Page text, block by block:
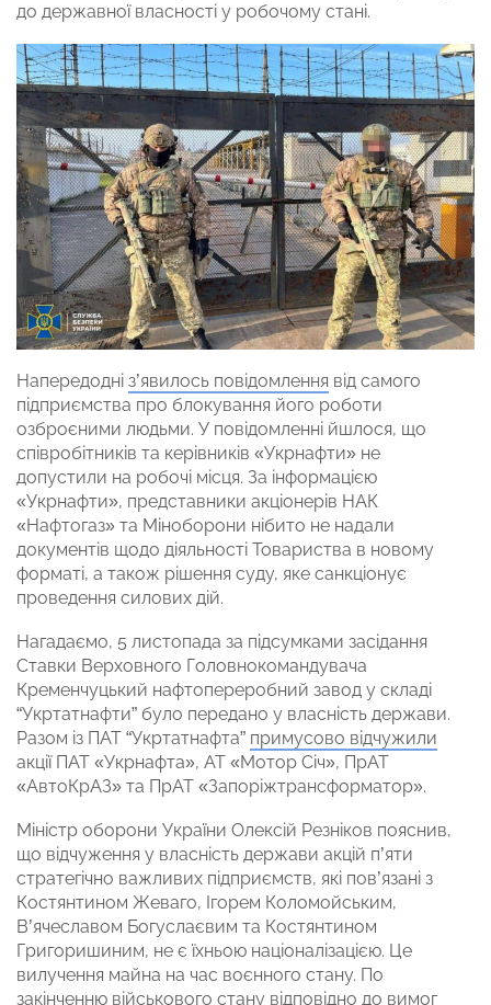
до державної власності у робочому стані.
Напередодні з’явилось повідомлення від самого
підприємства про блокування його роботи
озброєними людьми. У повідомленні йшлося, що
співробітників та керівників «Укрнафти» не
допустили на робочі місця. За інформацією
«Укрнафти», представники акціонерів НАК
«Нафтогаз» та Міноборони нібито не надали
документів щодо діяльності Товариства в новому
форматі, а також рішення суду, яке санкціонує
проведення силових дій.
Нагадаємо, 5 листопада за підсумками засідання
Ставки Верховного Головнокомандувача
Кременчуцький нафтопереробний завод у складі
“Укртатнафти” було передано у власність держави.
Разом із ПАТ “Укртатнафта” примусово відчужили
акції ПАТ «Укрнафта», АТ «Мотор Січ», ПрАТ
«АвтоКрАЗ» та ПрАТ «Запоріжтрансформатор».
Міністр оборони України Олексій Резніков пояснив,
що відчуження у власність держави акцій п’яти
стратегічно важливих підприємств, які пов’язані з
Костянтином Жеваго, Ігорем Коломойським,
В’ячеславом Богуслаєвим та Костянтином
Григоришиним, не є їхньою націоналізацією. Це
вилучення майна на час воєнного стану. По
закінченню військового стану відповідно до вимог